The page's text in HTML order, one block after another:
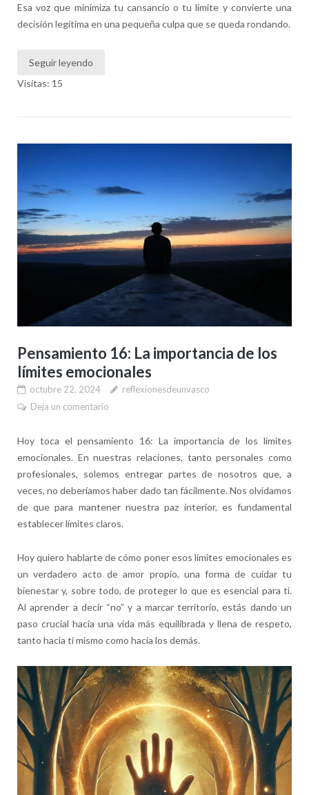
Esa voz que minimiza tu cansancio o tu límite y convierte una
decisión legítima en una pequeña culpa que se queda rondando.
Seguir leyendo
Visitas: 15
Pensamiento 16: La importancia de los
límites emocionales
octubre 22, 2024
reflexionesdeunvasco
Deja un comentario
Hoy toca el pensamiento 16: La importancia de los límites
emocionales. En nuestras relaciones, tanto personales como
profesionales, solemos entregar partes de nosotros que, a
veces, no deberíamos haber dado tan fácilmente. Nos olvidamos
de que para mantener nuestra paz interior, es fundamental
establecer límites claros.
Hoy quiero hablarte de cómo poner esos límites emocionales es
un verdadero acto de amor propio, una forma de cuidar tu
bienestar y, sobre todo, de proteger lo que es esencial para ti.
Al aprender a decir “no” y a marcar territorio, estás dando un
paso crucial hacia una vida más equilibrada y llena de respeto,
tanto hacia ti mismo como hacia los demás.